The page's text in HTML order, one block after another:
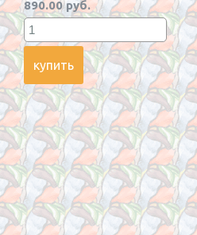
890.00 руб.